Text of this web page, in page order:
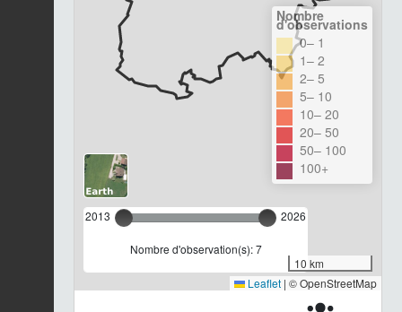
2013 2026
Nombre d'observation(s): 7
Nombre
d'observations
0– 1
1– 2
2– 5
5– 10
10– 20
20– 50
50– 100
100+
10 km
Leaflet | © OpenStreetMap